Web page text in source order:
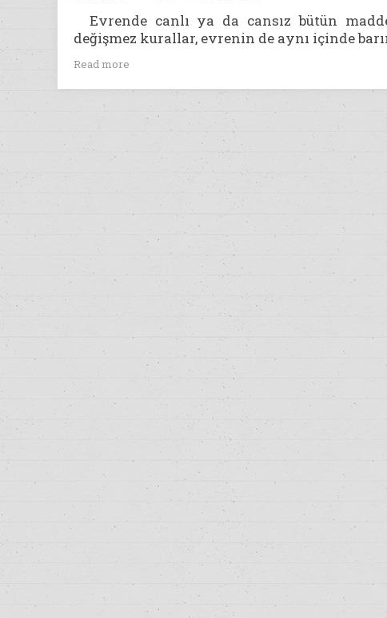
Evrende canlı ya da cansız bütün
değişmez kurallar, evrenin de aynı içinde
Read more